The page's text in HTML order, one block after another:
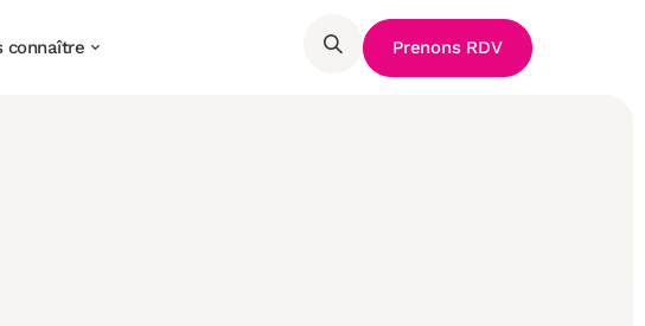
connaître Prenons RDV